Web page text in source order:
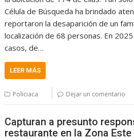
Célula de Búsqueda ha brindado
reportaron la desaparición de un
localización de 68 personas. En
casos, de…
LEER MÁS
Policiaca Dejar un comentario
Capturan a presunto
restaurante en la Zona